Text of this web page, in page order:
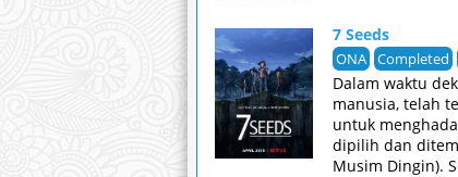
7 Seeds
ONA Completed
Dalam waktu
manusia, telah
untuk
dipilih dan
Musim Dingin).